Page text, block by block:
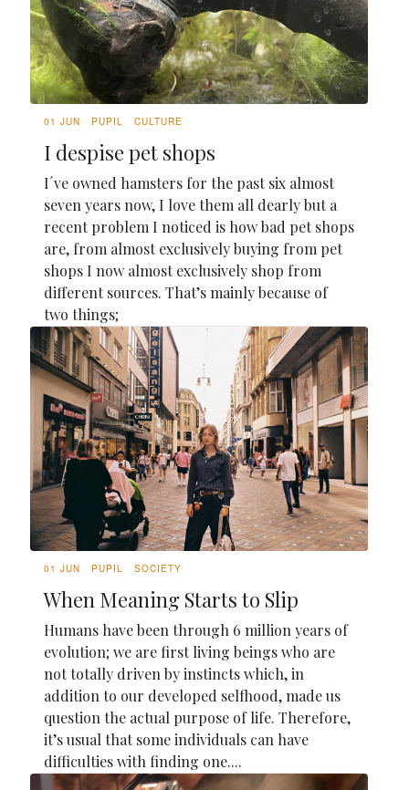
01 JUN PUPIL CULTURE
I despise pet shops
I´ve owned hamsters for the past six almost
seven years now, I love them all dearly but a
recent problem I noticed is how bad pet shops
are, from almost exclusively buying from pet
shops I now almost exclusively shop from
different sources. That’s mainly because of
two things;
01 JUN PUPIL SOCIETY
When Meaning Starts to Slip
Humans have been through 6 million years of
evolution; we are first living beings who are
not totally driven by instincts which, in
addition to our developed selfhood, made us
question the actual purpose of life. Therefore,
it’s usual that some individuals can have
difficulties with finding one....